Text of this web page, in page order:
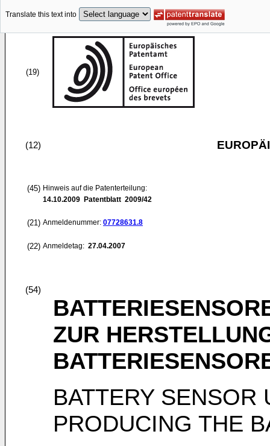
Translate this text into
(19)
(12)
(45) Hinweis auf die Patenterteilung:
14.10.2009 Patentblatt 2009/42
(21) Anmeldenummer: 07728631.8
(22) Anmeldetag: 27.04.2007
(54)
ZUR
BATTERY SENSOR
PRODUCING THE